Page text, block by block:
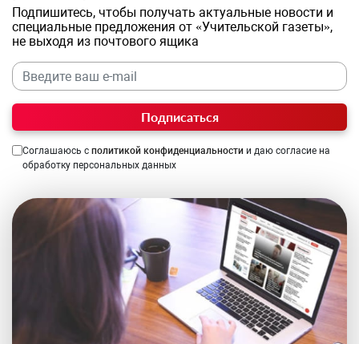
Подпишитесь, чтобы получать актуальные новости и
специальные предложения от «Учительской газеты»,
не выходя из почтового ящика
Подписаться
Соглашаюсь с политикой конфиденциальности и даю согласие на
обработку персональных данных